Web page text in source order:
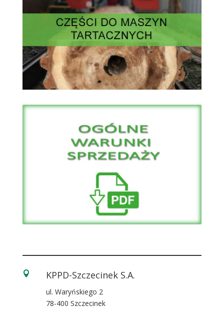
 KPPD-Szczecinek S.A.
ul. Waryńskiego 2
78-400 Szczecinek